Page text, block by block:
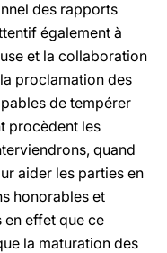
des rapports
également à
et la collaboration
proclamation des
de tempérer
procèdent les
quand
aider les parties en
honorables et
effet que ce
la maturation des